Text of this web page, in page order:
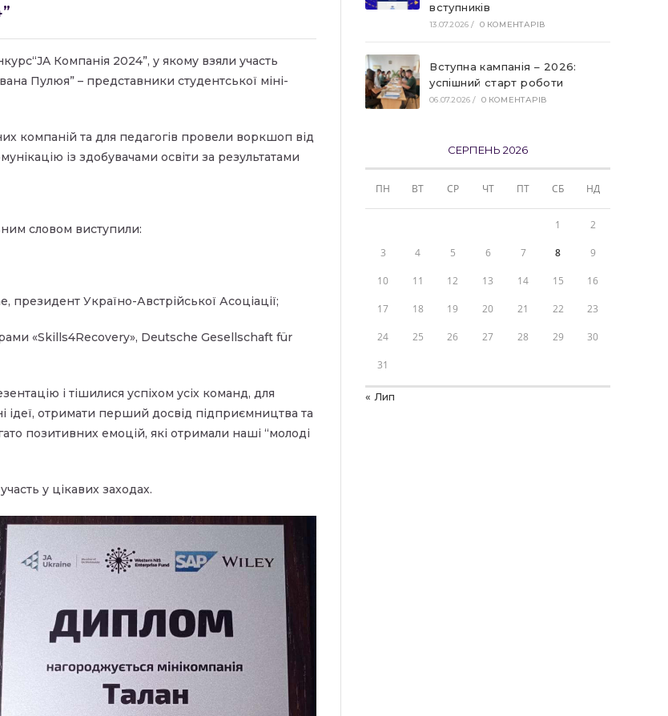
Компанія 2024”, у якому взяли участь
Пулюя” – представники студентської міні-
компаній та для педагогів провели воркшоп від
із здобувачами освіти за результатами
словом виступили:
Україно-Австрійської Асоціації;
«Skills4Recovery», Deutsche Gesellschaft für
і тішилися успіхом усіх команд, для
ідеї, отримати перший досвід підприємництва та
позитивних емоцій, які отримали наші “молоді
у цікавих заходах.
вступників
13.07.2026 / 0 КОМЕНТАРІВ
Вступна кампанія – 2026:
успішний старт роботи
06.07.2026 / 0 КОМЕНТАРІВ
СЕРПЕНЬ 2026
ПН ВТ СР ЧТ ПТ СБ НД
1 2
3 4 5 6 7 8 9
10 11 12 13 14 15 16
17 18 19 20 21 22 23
24 25 26 27 28 29 30
31
« Лип